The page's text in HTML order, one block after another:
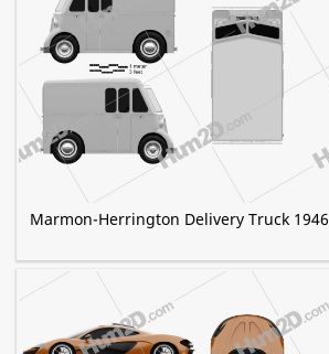
Marmon-Herrington Delivery Truck 1946